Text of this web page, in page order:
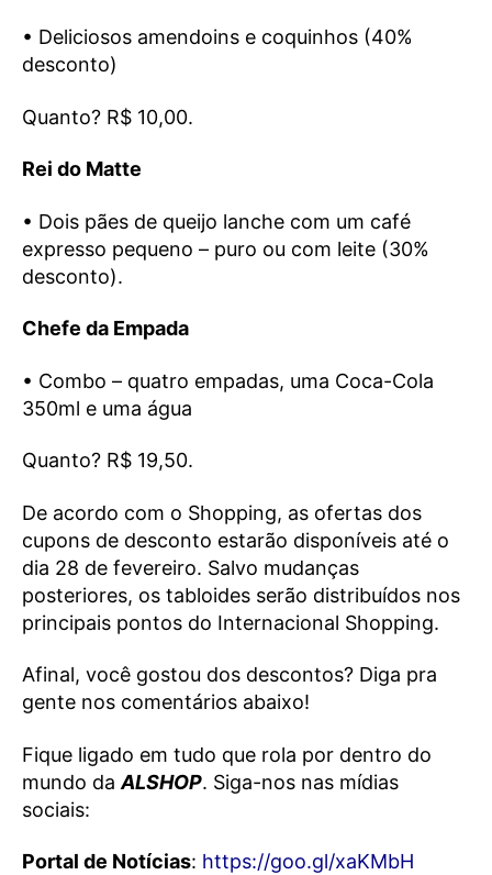
• Deliciosos amendoins e coquinhos (40%
desconto)
Quanto? R$ 10,00.
Rei do Matte
• Dois pães de queijo lanche com um café
expresso pequeno – puro ou com leite (30%
desconto).
Chefe da Empada
• Combo – quatro empadas, uma Coca-Cola
350ml e uma água
Quanto? R$ 19,50.
De acordo com o Shopping, as ofertas dos
cupons de desconto estarão disponíveis até o
dia 28 de fevereiro. Salvo mudanças
posteriores, os tabloides serão distribuídos nos
principais pontos do Internacional Shopping.
Afinal, você gostou dos descontos? Diga pra
gente nos comentários abaixo!
Fique ligado em tudo que rola por dentro do
mundo da ALSHOP. Siga-nos nas mídias
sociais:
Portal de Notícias: https://goo.gl/xaKMbH